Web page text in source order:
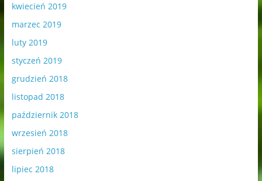
kwiecień 2019
marzec 2019
luty 2019
styczeń 2019
grudzień 2018
listopad 2018
październik 2018
wrzesień 2018
sierpień 2018
lipiec 2018